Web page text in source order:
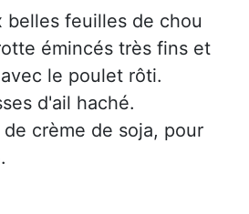
belles feuilles de chou
émincés très fins et
le poulet rôti.
d'ail haché.
crème de soja, pour